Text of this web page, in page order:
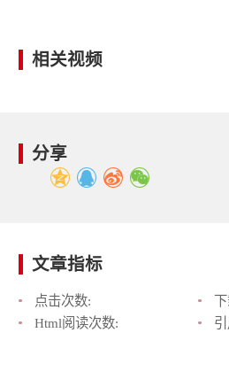
相关视频
分享
文章指标
点击次数:
Html阅读次数: